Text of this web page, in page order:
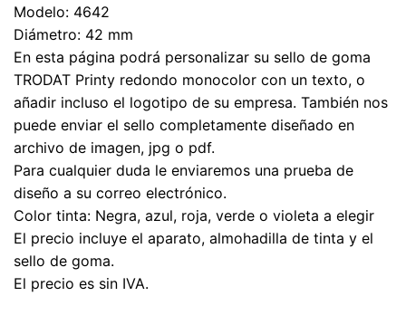
Modelo: 4642
Diámetro: 42 mm
En esta página podrá personalizar su sello de goma
TRODAT Printy redondo monocolor con un texto, o
añadir incluso el logotipo de su empresa. También nos
puede enviar el sello completamente diseñado en
archivo de imagen, jpg o pdf.
Para cualquier duda le enviaremos una prueba de
diseño a su correo electrónico.
Color tinta: Negra, azul, roja, verde o violeta a elegir
El precio incluye el aparato, almohadilla de tinta y el
sello de goma.
El precio es sin IVA.